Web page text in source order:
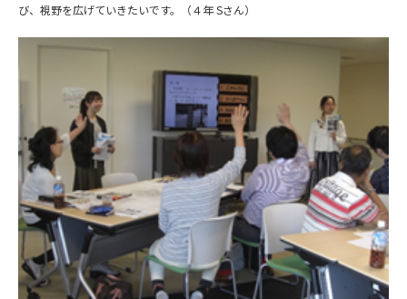
び、視野を広げていきたいです。（４年 Sさん）